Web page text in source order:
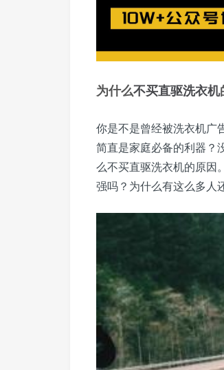
为什么不买直驱洗衣机
你是不是曾经被洗衣机广
简直是家庭必备的利器？
么不买直驱洗衣机的原因
强吗？为什么有这么多人